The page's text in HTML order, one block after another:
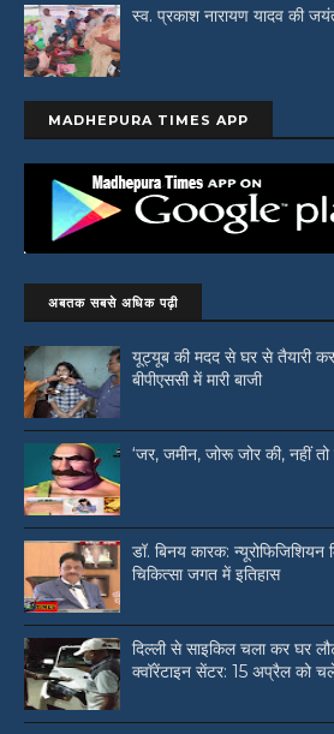
स्व. प्रकाश नारायण यादव की
MADHEPURA TIMES APP
अबतक सबसे अधिक पढ़ी
यूट्यूब की मदद से घर से तैयारी
बीपीएससी में मारी बाजी
‘जर, जमीन, जोरू जोर की, नहीं
डॉ. बिनय कारक:
चिकित्सा जगत में इतिहास
दिल्ली से साइकिल चला कर घर
क्वॉरेंटाइन सेंटर: 15 अप्रैल को